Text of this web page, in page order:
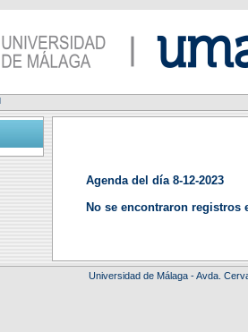
Agenda del día 8-12-2023
No se encontraron registros
Universidad de Málaga - Avda.